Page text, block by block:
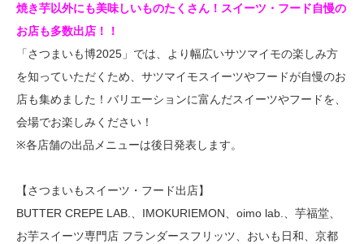
焼き芋以外にも美味しいものたくさん！スイーツ・フード自慢の
お店も多数出店！！
「さつまいも博2025」では、より幅広いサツマイモの楽しみ方
を知っていただくため、サツマイモスイーツやフードが自慢のお
店も集めました！バリエーションに富んだスイーツやフードを、
会場でお楽しみください！
※各店舗の出品メニューは後日発表します。
【さつまいもスイーツ・フード出店】
BUTTER CREPE LAB.、IMOKURIEMON、oimo lab.、芋福堂、
お芋スイーツ専門店 フランダースフリッツ、おいも日和、京都